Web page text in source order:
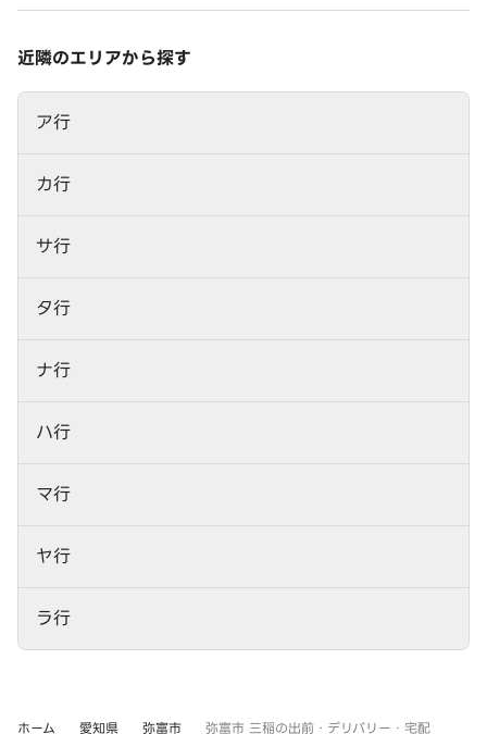
近隣のエリアから探す
ア行
カ行
サ行
タ行
ナ行
ハ行
マ行
ヤ行
ラ行
ホーム 愛知県 弥富市 弥富市 三稲の出前・デリバリー・宅配